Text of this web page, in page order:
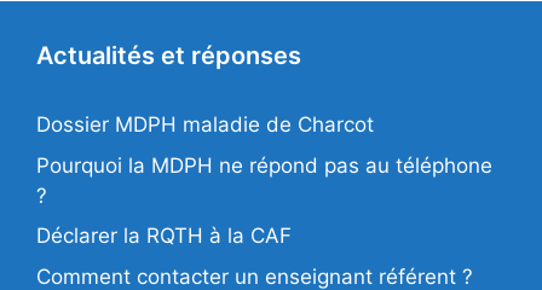
Actualités et réponses
Dossier MDPH maladie de Charcot
Pourquoi la MDPH ne répond pas au téléphone
?
Déclarer la RQTH à la CAF
Comment contacter un enseignant référent ?